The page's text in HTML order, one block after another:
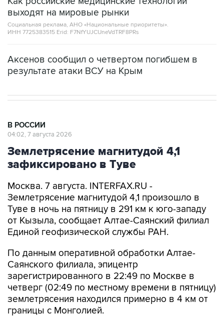
выходят на мировые рынки
Социальная реклама, АНО «Национальные приоритеты».
ИНН 7725383515 Erid: F7NfYUJCUneVdTRF8PRs
Аксенов сообщил о четвертом погибшем в
результате атаки ВСУ на Крым
В РОССИИ
04:02, 7 августа 2026
Землетрясение магнитудой 4,1
зафиксировано в Туве
Москва. 7 августа. INTERFAX.RU -
Землетрясение магнитудой 4,1 произошло в
Туве в ночь на пятницу в 291 км к юго-западу
от Кызыла, сообщает Алтае-Саянский филиал
Единой геофизической службы РАН.
По данным оперативной обработки Алтае-
Саянского филиала, эпицентр
зарегистрированного в 22:49 по Москве в
четверг (02:49 по местному времени в пятницу)
землетрясения находился примерно в 4 км от
границы с Монголией.